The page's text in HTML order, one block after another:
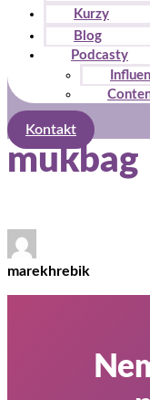
Kurzy
Blog
Podcasty
Kontakt
mukbag
marekhrebik